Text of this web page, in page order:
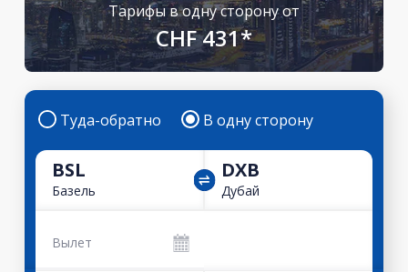
Тарифы в одну сторону от
CHF 431*
Туда-обратно В одну сторону
BSL
Базель
DXB
Дубай
Вылет